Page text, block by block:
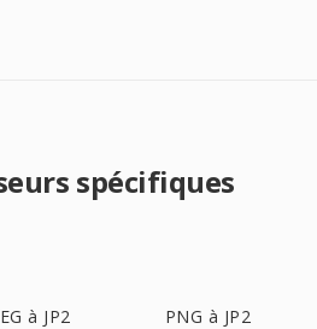
spécifiques
à JP2 PNG à JP2